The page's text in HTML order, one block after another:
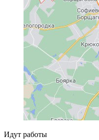
Идут работы